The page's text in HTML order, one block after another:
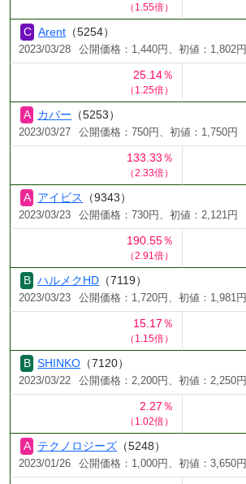
（1.55倍）
Arent （5254）
2023/03/28 公開価格：1,440円、初値：1,802円
25.14％
（1.25倍）
カバー （5253）
2023/03/27 公開価格：750円、初値：1,750円
133.33％
（2.33倍）
アイビス （9343）
2023/03/23 公開価格：730円、初値：2,121円
190.55％
（2.91倍）
ハルメクHD （7119）
2023/03/23 公開価格：1,720円、初値：1,981円
15.17％
（1.15倍）
SHINKO （7120）
2023/03/22 公開価格：2,200円、初値：2,250円
2.27％
（1.02倍）
テクノロジーズ （5248）
2023/01/26 公開価格：1,000円、初値：3,650円